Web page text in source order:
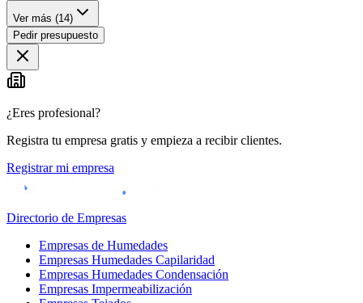
Ver más (14)
Pedir presupuesto
¿Eres profesional?
Registra tu empresa gratis y empieza a recibir clientes.
Registrar mi empresa
Directorio de Empresas
Empresas de Humedades
Empresas Humedades Capilaridad
Empresas Humedades Condensación
Empresas Impermeabilización